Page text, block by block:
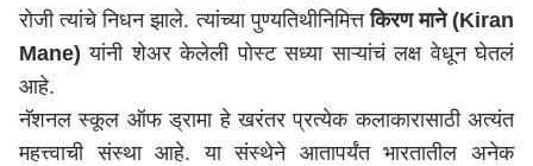
रोजी त्यांचे निधन झाले. त्यांच्या पुण्यतिथीनिमित्तकिरण माने (Kiran
Mane) यांनी शेअर केलेली पोस्ट सध्या साऱ्यांचं लक्ष वेधून घेतलं
आहे.
नॅशनल स्कूल ऑफ ड्रामा हे खरंतर प्रत्येक कलाकारासाठी अत्यंत
महत्त्वाची संस्था आहे. या संस्थेने आतापर्यंत भारतातील अनेक